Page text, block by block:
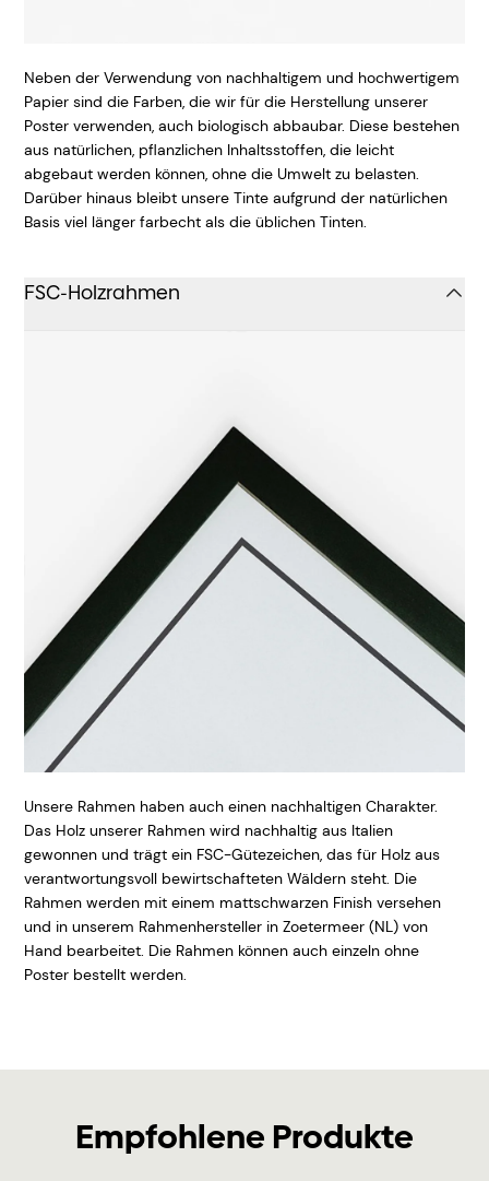
Neben der Verwendung von nachhaltigem und hochwertigem
Papier sind die Farben, die wir für die Herstellung unserer
Poster verwenden, auch biologisch abbaubar. Diese bestehen
aus natürlichen, pflanzlichen Inhaltsstoffen, die leicht
abgebaut werden können, ohne die Umwelt zu belasten.
Darüber hinaus bleibt unsere Tinte aufgrund der natürlichen
Basis viel länger farbecht als die üblichen Tinten.
FSC-Holzrahmen
Unsere Rahmen haben auch einen nachhaltigen Charakter.
Das Holz unserer Rahmen wird nachhaltig aus Italien
gewonnen und trägt ein FSC-Gütezeichen, das für Holz aus
verantwortungsvoll bewirtschafteten Wäldern steht. Die
Rahmen werden mit einem mattschwarzen Finish versehen
und in unserem Rahmenhersteller in Zoetermeer (NL) von
Hand bearbeitet. Die Rahmen können auch einzeln ohne
Poster bestellt werden.
Empfohlene Produkte